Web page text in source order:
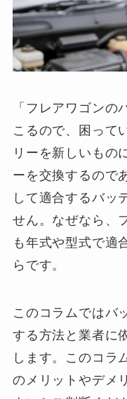
「フレアワゴンの
こるので、困って
リーを新しいもの
ーを交換するので
して適合するバッ
せん。なぜなら、
も年式や型式で適
らです。
このコラムではバ
する方法と業者に
します。このコラ
のメリットやデメ